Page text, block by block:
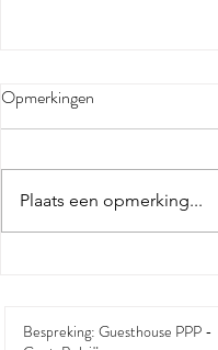
Opmerkingen
Plaats een opmerking...
Bespreking: Guesthouse PPP -